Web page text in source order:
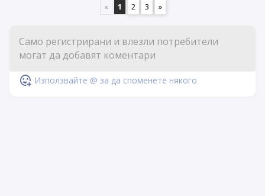
« 1 2 3 »
Използвайте @ за да споменете някого